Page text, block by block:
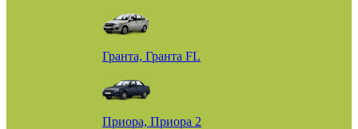
Гранта, Гранта FL
Приора, Приора 2